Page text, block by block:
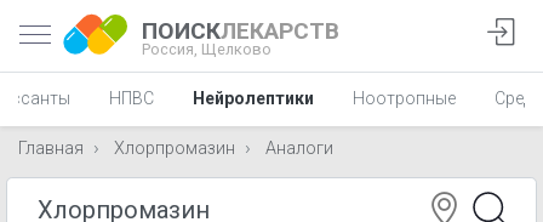
ПОИСКЛЕКАРСТВ
Россия, Щелково
НПВС Нейролептики Ноотропные
Главная Хлорпромазин Аналоги